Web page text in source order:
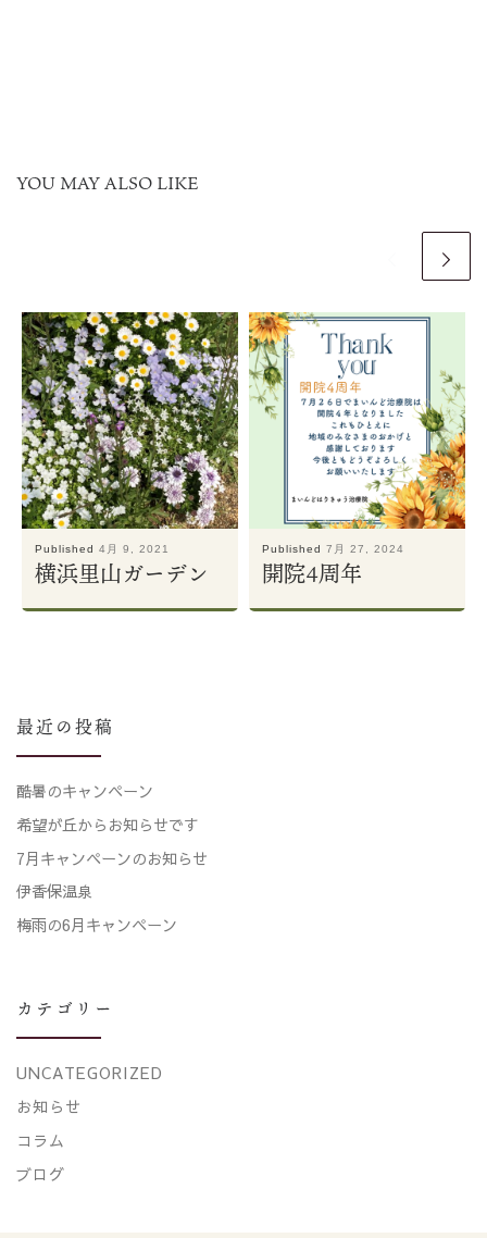
YOU MAY ALSO LIKE
Published 4月 9, 2021
横浜里山ガーデン
Published 7月 27, 2024
開院4周年
最近の投稿
酷暑のキャンペーン
希望が丘からお知らせです
7月キャンペーンのお知らせ
伊香保温泉
梅雨の6月キャンペーン
カテゴリー
UNCATEGORIZED
お知らせ
コラム
ブログ